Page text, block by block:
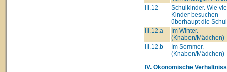
III.12
Schulkinder. Wie
Kinder besuchen
überhaupt die
III.12.a
Im Winter.
(Knaben/Mädchen)
III.12.b
Im Sommer.
(Knaben/Mädchen)
IV. Ökonomische